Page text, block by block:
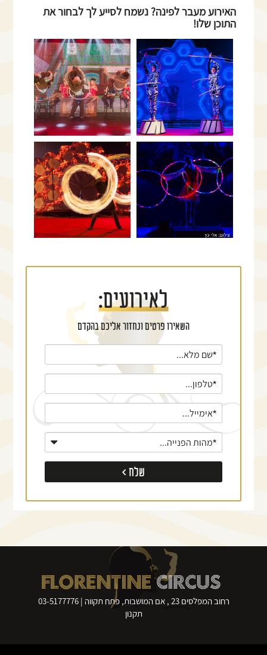
לאירועים:
השאירו פרטים ונחזור אליכם בהקדם
אנא
מלאו
את
טופס
-
לאירועים:
האירוע מעבר לפינה? נשמח לסייע לך לבחור את
התוכן שלו!
לפתיחת
התמונה
בגדול
-
+
לפתיחת
התמונה
בגדול
-
+
לפתיחת
התמונה
בגדול
-
+
לפתיחת
התמונה
בגדול+
FLORENTINECIRCUS
רחוב המפלסים 23 , אם המושבות, פתח תקווה |
03-5177776
תקנון